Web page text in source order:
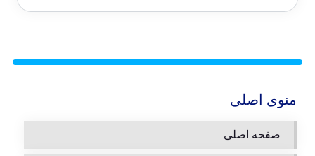
منوی اصلی
صفحه اصلی